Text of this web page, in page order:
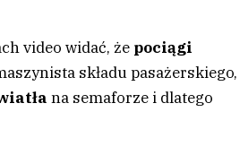
video widać, że pociągi
składu pasażerskiego,
na semaforze i dlatego